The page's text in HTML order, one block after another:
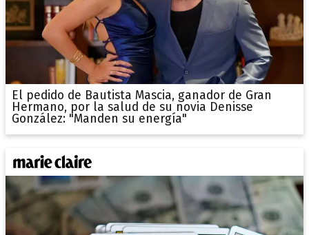
El pedido de Bautista Mascia, ganador de Gran
Hermano, por la salud de su novia Denisse
González: "Manden su energía"